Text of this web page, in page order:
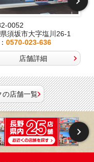
0052
須坂市大字塩川26-1
0570-023-636
店舗詳細
の店舗一覧